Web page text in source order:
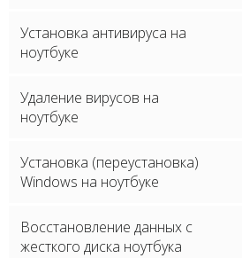
Установка антивируса на
ноутбуке
Удаление вирусов на
ноутбуке
Установка (переустановка)
Windows на ноутбуке
Восстановление данных с
жесткого диска ноутбука